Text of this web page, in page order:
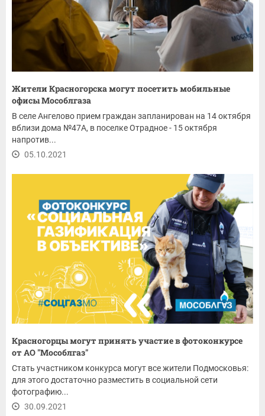
Жители Красногорска могут посетить мобильные
офисы Мособлгаза
В селе Ангелово прием граждан запланирован на 14 октября
вблизи дома №47А, в поселке Отрадное - 15 октября
напротив...
05.10.2021
Красногорцы могут принять участие в фотоконкурсе
от АО "Мособлгаз"
Стать участником конкурса могут все жители Подмосковья:
для этого достаточно разместить в социальной сети
фотографию...
30.09.2021